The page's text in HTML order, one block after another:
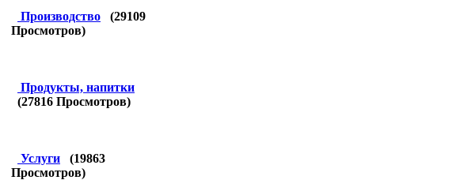
Производство (29109
Просмотров)
Продукты, напитки
(27816 Просмотров)
Услуги (19863
Просмотров)